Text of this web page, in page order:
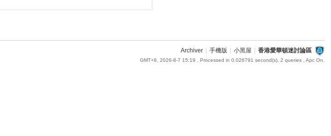
Archiver 手機版 小黑屋 香港愛華頓迷討論區
GMT+8, 2026-8-7 15:19 , Processed in 0.026791 second(s), 2 queries , Apc On.